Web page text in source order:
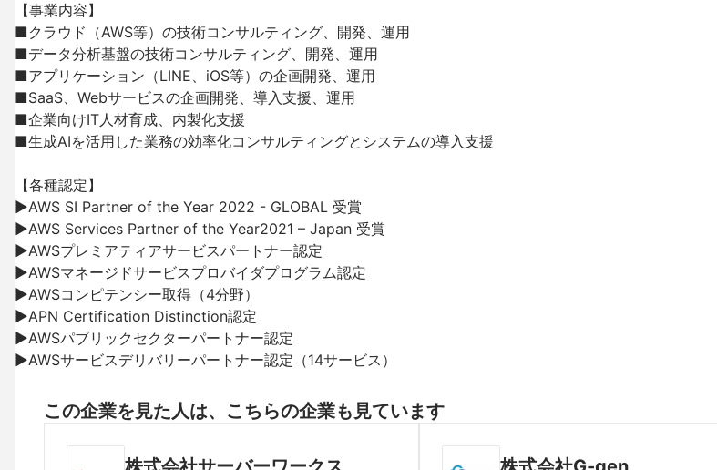
【事業内容】
■クラウド（AWS等）の技術コンサルティング、開発、運用
■データ分析基盤の技術コンサルティング、開発、運用
■アプリケーション（LINE、iOS等）の企画開発、運用
■SaaS、Webサービスの企画開発、導入支援、運用
■企業向けIT人材育成、内製化支援
■生成AIを活用した業務の効率化コンサルティングとシステムの導入支援
【各種認定】
▶AWS SI Partner of the Year 2022 - GLOBAL 受賞
▶AWS Services Partner of the Year2021 – Japan 受賞
▶AWSプレミアティアサービスパートナー認定
▶AWSマネージドサービスプロバイダプログラム認定
▶AWSコンピテンシー取得（4分野）
▶APN Certification Distinction認定
▶AWSパブリックセクターパートナー認定
▶AWSサービスデリバリーパートナー認定（14サービス）
この企業を見た人は、こちらの企業も見ています